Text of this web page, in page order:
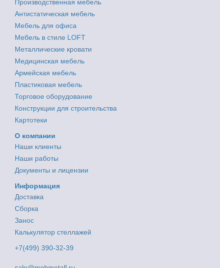
Производственная мебель
Антистатическая мебель
Мебель для офиса
Мебель в стиле LOFT
Металлические кровати
Медицинская мебель
Армейская мебель
Пластиковая мебель
Торговое оборудование
Конструкции для строительства
Картотеки
О компании
Наши клиенты
Наши работы
Документы и лицензии
Информация
Доставка
Сборка
Занос
Калькулятор стеллажей
+7(499) 390-32-39